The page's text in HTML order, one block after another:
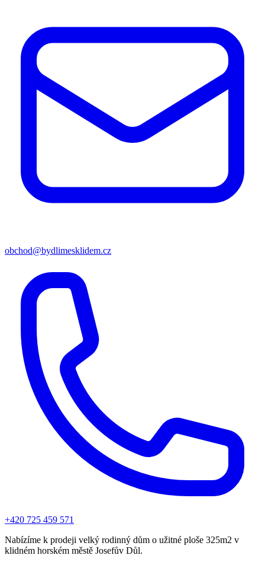
obchod@bydlimesklidem.cz
+420 725 459 571
Nabízíme k prodeji velký rodinný dům o užitné ploše 325m2 v
klidném horském městě Josefův Důl.